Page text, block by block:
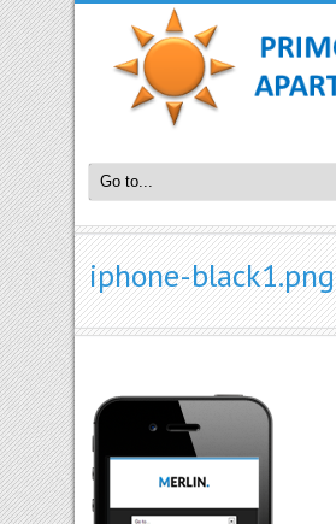
iphone-black1.png